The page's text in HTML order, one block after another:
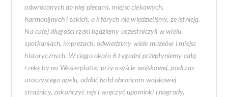
odwróconych do niej plecami, miejsc ciekawych,
harmonijnych i takich, o których nie wiedzieliśmy, że istnieją.
Na całej długości rzeki będziemy uczestniczyli w wielu
spotkaniach, imprezach, odwiedzimy wiele muzeów i miejsc
historycznych. W ciągu około 6 tygodni przepłyniemy całą
rzekę by na Westerplatte, przy asyście wojskowej, podczas
uroczystego apelu, oddać hołd obrońcom wojskowej
strażnicy, zakończyć rejs i wręczyć upominki i nagrody,